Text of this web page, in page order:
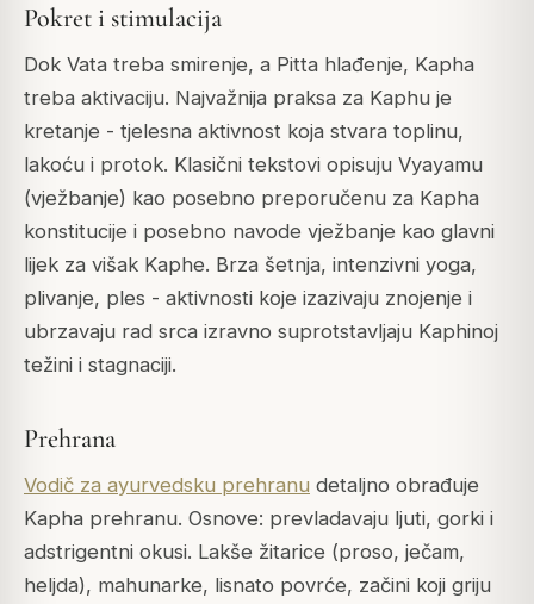
Pokret i stimulacija
Dok Vata treba smirenje, a Pitta hlađenje, Kapha
treba aktivaciju. Najvažnija praksa za Kaphu je
kretanje - tjelesna aktivnost koja stvara toplinu,
lakoću i protok. Klasični tekstovi opisuju Vyayamu
(vježbanje) kao posebno preporučenu za Kapha
konstitucije i posebno navode vježbanje kao glavni
lijek za višak Kaphe. Brza šetnja, intenzivni yoga,
plivanje, ples - aktivnosti koje izazivaju znojenje i
ubrzavaju rad srca izravno suprotstavljaju Kaphinoj
težini i stagnaciji.
Prehrana
Vodič za ayurvedsku prehranu detaljno obrađuje
Kapha prehranu. Osnove: prevladavaju ljuti, gorki i
adstrigentni okusi. Lakše žitarice (proso, ječam,
heljda), mahunarke, lisnato povrće, začini koji griju